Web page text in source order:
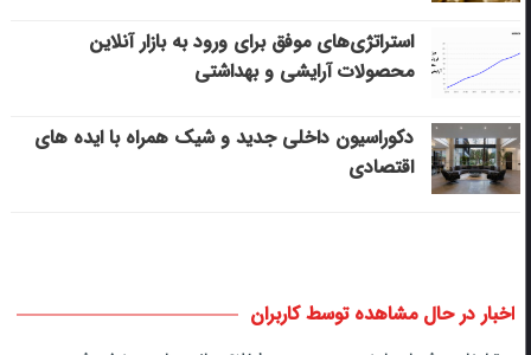
استراتژی‌های موفق برای ورود به بازار آنلاین
محصولات آرایشی و بهداشتی
دکوراسیون داخلی جدید و شیک همراه با ایده های
اقتصادی
اخبار در حال مشاهده توسط کاربران